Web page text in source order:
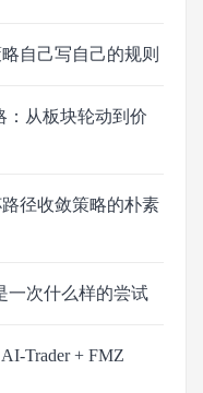
自己写自己的规则
：从板块轮动到价
径收敛策略的朴素
一次什么样的尝试
Trader + FMZ